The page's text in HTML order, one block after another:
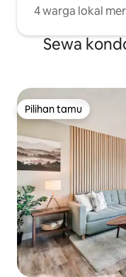
4 warga lokal
Sewa
Pilihan tamu
Pilihan tamu